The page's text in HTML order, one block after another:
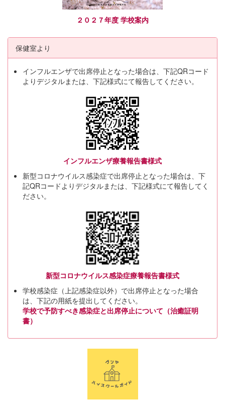
２０２７年度 学校案内
保健室より
インフルエンザで出席停止となった場合は、下記QRコード
よりデジタルまたは、下記様式にて報告してください。
インフルエンザ療養報告書様式
新型コロナウイルス感染症で出席停止となった場合は、下
記QRコードよりデジタルまたは、下記様式にて報告してく
ださい。
新型コロナウイルス感染症療養報告書様式
学校感染症（上記感染症以外）で出席停止となった場合
は、下記の用紙を提出してください。
学校で予防すべき感染症と出席停止について（治癒証明
書）